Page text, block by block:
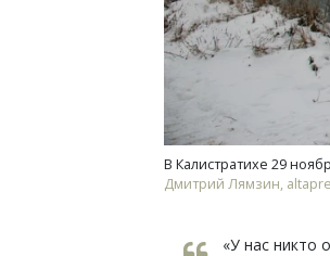
В Калистратихе 29
Дмитрий Лямзин,
«У нас никто